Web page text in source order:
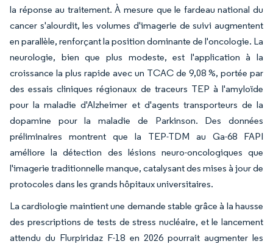
la réponse au traitement. À mesure que le fardeau national du
cancer s'alourdit, les volumes d'imagerie de suivi augmentent
en parallèle, renforçant la position dominante de l'oncologie. La
neurologie, bien que plus modeste, est l'application à la
croissance la plus rapide avec un TCAC de 9,08 %, portée par
des essais cliniques régionaux de traceurs TEP à l'amyloïde
pour la maladie d'Alzheimer et d'agents transporteurs de la
dopamine pour la maladie de Parkinson. Des données
préliminaires montrent que la TEP-TDM au Ga-68 FAPI
améliore la détection des lésions neuro-oncologiques que
l'imagerie traditionnelle manque, catalysant des mises à jour de
protocoles dans les grands hôpitaux universitaires.
La cardiologie maintient une demande stable grâce à la hausse
des prescriptions de tests de stress nucléaire, et le lancement
attendu du Flurpiridaz F-18 en 2026 pourrait augmenter les